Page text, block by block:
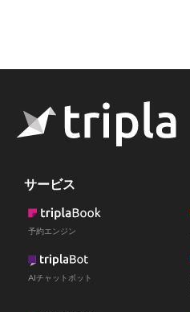
サービス
予約エンジン
AIチャットボット